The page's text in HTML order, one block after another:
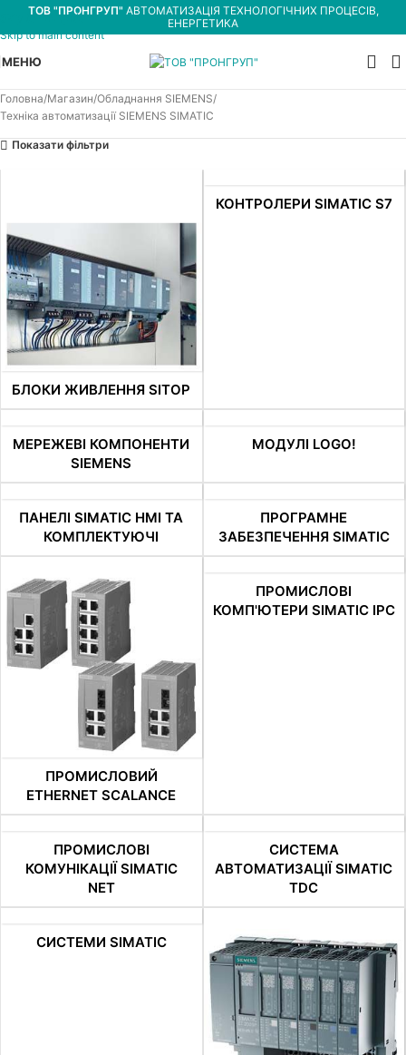
Skip to navigation
Skip to main content
ТОВ "ПРОНГРУП" АВТОМАТИЗАЦІЯ ТЕХНОЛОГІЧНИХ ПРОЦЕСІВ,
ЕНЕРГЕТИКА
МЕНЮ
Головна Магазин Обладнання SIEMENS
Техніка автоматизації SIEMENS SIMATIC
Показати фільтри
БЛОКИ ЖИВЛЕННЯ SITOP
КОНТРОЛЕРИ SIMATIC S7
МЕРЕЖЕВІ КОМПОНЕНТИ
SIEMENS
МОДУЛІ LOGO!
ПАНЕЛІ SIMATIC HMI ТА
КОМПЛЕКТУЮЧІ
ПРОГРАМНЕ
ЗАБЕЗПЕЧЕННЯ SIMATIC
ПРОМИСЛОВИЙ
ETHERNET SCALANCE
ПРОМИСЛОВІ
КОМП'ЮТЕРИ SIMATIC IPC
ПРОМИСЛОВІ
КОМУНІКАЦІЇ SIMATIC
NET
СИСТЕМА
АВТОМАТИЗАЦІЇ SIMATIC
TDC
СИСТЕМИ SIMATIC